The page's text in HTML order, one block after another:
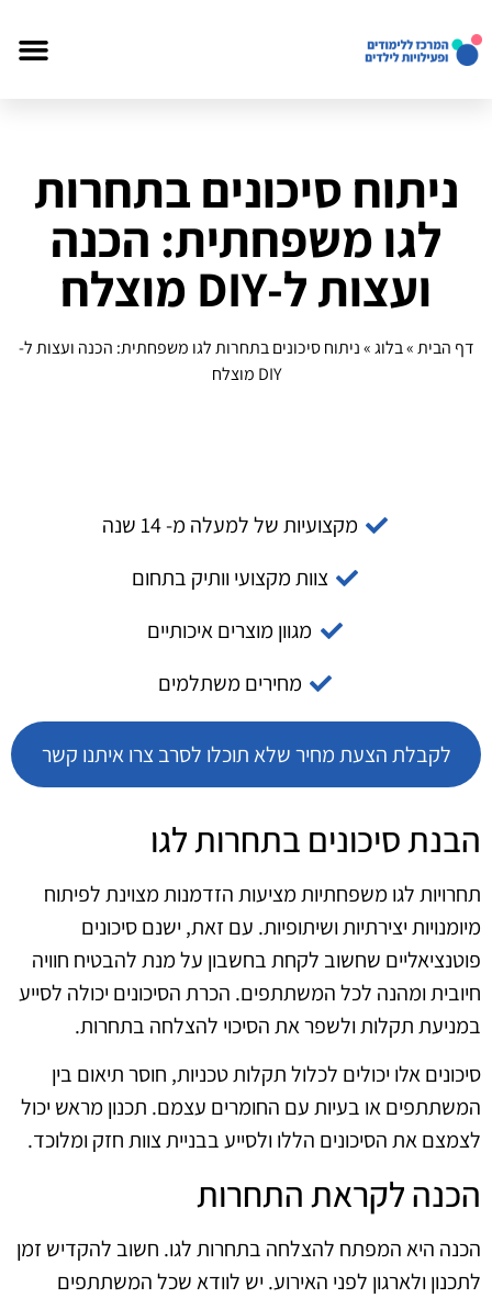
ניתוח סיכונים בתחרות
לגו משפחתית: הכנה
ועצות ל-DIY מוצלח
דף הבית»בלוג»ניתוח סיכונים בתחרות לגו משפחתית: הכנה ועצות ל-
DIY מוצלח
מקצועיות של למעלה מ- 14 שנה
צוות מקצועי וותיק בתחום
מגוון מוצרים איכותיים
מחירים משתלמים
לקבלת הצעת מחיר שלא תוכלו לסרב צרו איתנו קשר
הבנת סיכונים בתחרות לגו
תחרויות לגו משפחתיות מציעות הזדמנות מצוינת לפיתוח
מיומנויות יצירתיות ושיתופיות. עם זאת, ישנם סיכונים
פוטנציאליים שחשוב לקחת בחשבון על מנת להבטיח חוויה
חיובית ומהנה לכל המשתתפים. הכרת הסיכונים יכולה לסייע
במניעת תקלות ולשפר את הסיכוי להצלחה בתחרות.
סיכונים אלו יכולים לכלול תקלות טכניות, חוסר תיאום בין
המשתתפים או בעיות עם החומרים עצמם. תכנון מראש יכול
לצמצם את הסיכונים הללו ולסייע בבניית צוות חזק ומלוכד.
הכנה לקראת התחרות
הכנה היא המפתח להצלחה בתחרות לגו. חשוב להקדיש זמן
לתכנון ולארגון לפני האירוע. יש לוודא שכל המשתתפים